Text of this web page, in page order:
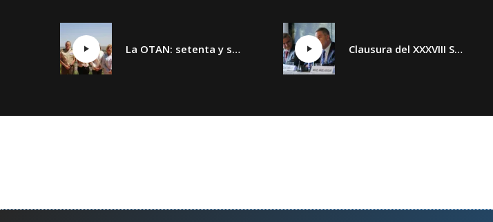
La OTAN: setenta y siete años y un día Clausura del XXXVIII Seminario Internacional de Seguridad y Defensa